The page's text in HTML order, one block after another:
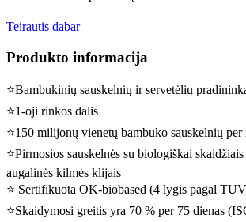
Teirautis dabar
Produkto informacija
⭐Bambukinių sauskelnių ir servetėlių
⭐1-oji rinkos dalis
⭐150 milijonų vienetų bambuko sauskelnių per
⭐Pirmosios sauskelnės su biologiškai
augalinės kilmės klijais
⭐ Sertifikuota OK-biobased (4 lygis pagal
⭐Skaidymosi greitis yra 70 % per 75 dienas